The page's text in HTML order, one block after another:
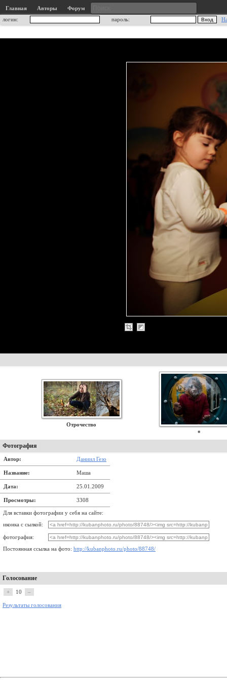
Главная Авторы
Форум
логин:
пароль:
Отрочество
*
Фотография
Автор: Даниил Гезо
Название: Маша
Дата: 25.01.2009
Просмотры: 3308
Для вставки фотографии у себя на сайте:
иконка с сылкой:
фотография:
Постоянная ссылка на фото: http://kubanphoto.ru/photo/88748/
Голосование
+ 10 –
Результаты голосования